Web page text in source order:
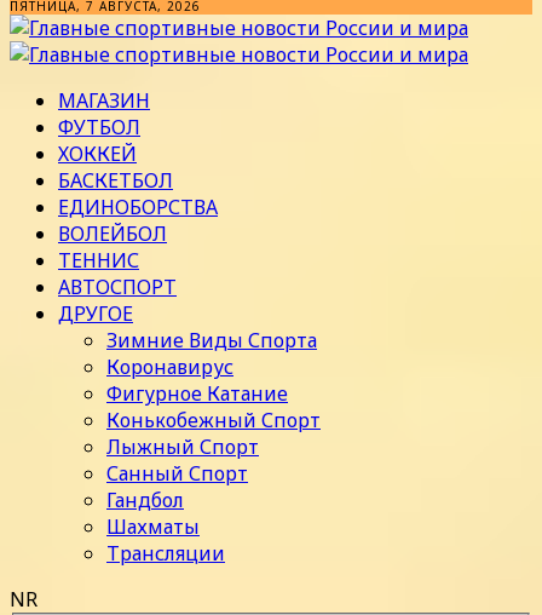
ПЯТНИЦА, 7 АВГУСТА, 2026
МАГАЗИН
ФУТБОЛ
ХОККЕЙ
БАСКЕТБОЛ
ЕДИНОБОРСТВА
ВОЛЕЙБОЛ
ТЕННИС
АВТОСПОРТ
ДРУГОЕ
Зимние Виды Спорта
Коронавирус
Фигурное Катание
Конькобежный Спорт
Лыжный Спорт
Санный Спорт
Гандбол
Шахматы
Трансляции
NR